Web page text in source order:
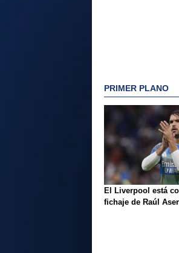
PRIMER PLANO
El Liverpool está
fichaje de Raúl